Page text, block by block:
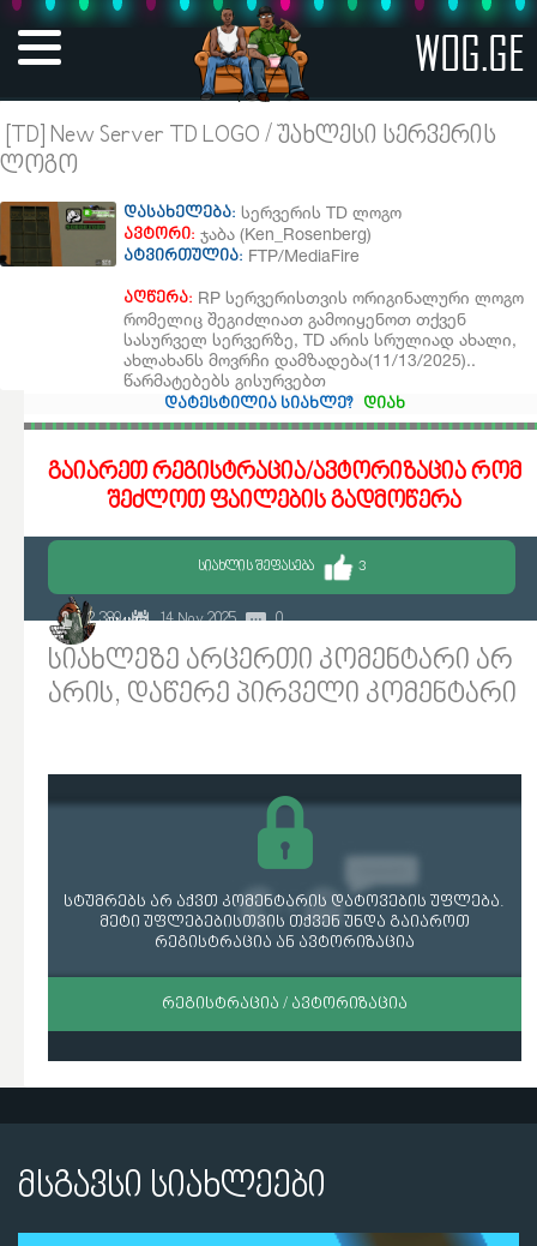
WOG.GE
[TD] New Server TD LOGO / უახლესი სერვერის
ლოგო
დასახელება: სერვერის TD ლოგო
ავტორი: ჯაბა (Ken_Rosenberg)
ატვირთულია: FTP/MediaFire
აღწერა: RP სერვერისთვის ორიგინალური ლოგო
რომელიც შეგიძლიათ გამოიყენოთ თქვენ
სასურველ სერვერზე, TD არის სრულიად ახალი,
ახლახანს მოვრჩი დამზადება(11/13/2025)..
წარმატებებს გისურვებთ
დატესტილია სიახლე?
დიახ
გაიარეთ რეგისტრაცია/ავტორიზაცია რომ
შეძლოთ ფაილების გადმოწერა
ᲡᲘᲐᲮᲚᲘᲡ ᲨᲔᲤᲐᲡᲔᲑᲐ 3
JIMMY
2 389 14 Nov 2025 0
სიახლეზე არცერთი კომენტარი არ
არის, დაწერე პირველი კომენტარი
სტუმრებს არ აქვთ კომენტარის დატოვების უფლება.
მეტი უფლებებისთვის თქვენ უნდა გაიაროთ
რეგისტრაცია ან ავტორიზაცია
ᲠᲔᲒᲘᲡᲢᲠᲐᲪᲘᲐ / ᲐᲕᲢᲝᲠᲘᲖᲐᲪᲘᲐ
მსგავსი სიახლეები